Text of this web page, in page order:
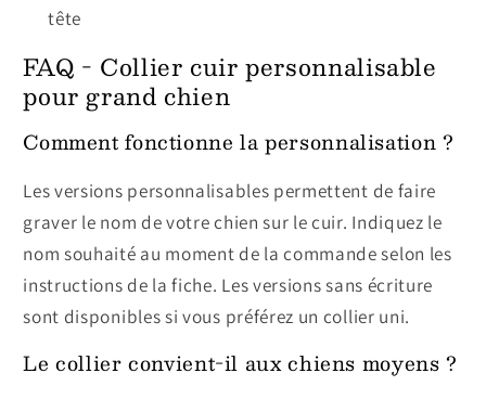
tête
FAQ - Collier cuir personnalisable
pour grand chien
Comment fonctionne la personnalisation ?
Les versions personnalisables permettent de faire
graver le nom de votre chien sur le cuir. Indiquez le
nom souhaité au moment de la commande selon les
instructions de la fiche. Les versions sans écriture
sont disponibles si vous préférez un collier uni.
Le collier convient-il aux chiens moyens ?